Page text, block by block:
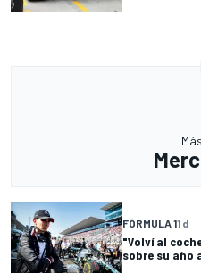
FÓRMULA 11 d
"Volví al
sobre su año